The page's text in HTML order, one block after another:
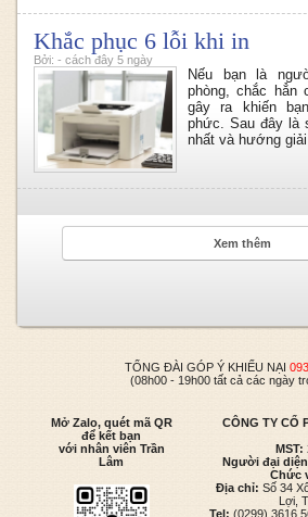
Khắc phục 6 lỗi khi in
Bởi: - cách đây 5 ngày
Nếu bạn là
phòng, chắc
gây ra khiến
phức. Sau đây là
nhất và hướng
Xem thêm
TỔNG ĐÀI GÓP Ý KHIẾU NẠI
(08h00 - 19h00 tất cả các ngày
Mở Zalo, quét mã QR
để kết bạn
với nhân viên Trần
Lâm
CÔNG TY CỔ
MST:
Người đại
Chức
Địa chỉ: Số 34
Lợi,
Tel: (0299) 3616